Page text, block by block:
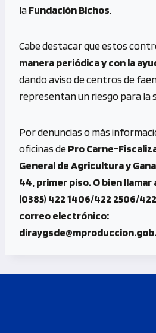
laFundación Bichos.
Cabe destacar que estos
manera periódica y con la
dando aviso de centros de
representan un riesgo para la
Por denuncias o más
oficinas dePro Carne-
General de Agricultura y
44, primer piso. O bien
(0385) 422 1406/422 2506/
correo electrónico: